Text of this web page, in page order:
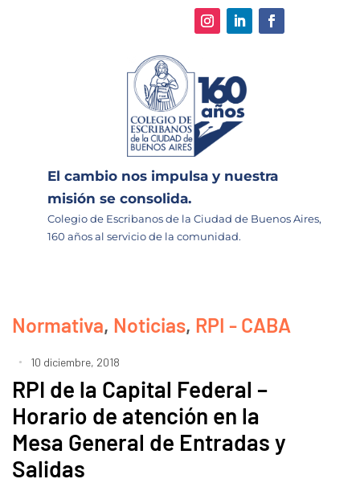
El cambio nos impulsa y nuestra
misión se consolida.
Colegio de Escribanos de la Ciudad de Buenos Aires,
160 años al servicio de la comunidad.
Normativa, Noticias, RPI - CABA
10 diciembre, 2018
RPI de la Capital Federal –
Horario de atención en la
Mesa General de Entradas y
Salidas